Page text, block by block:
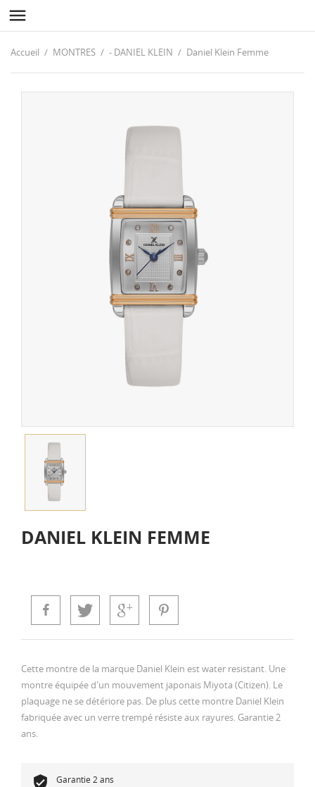

Accueil MONTRES - DANIEL KLEIN Daniel Klein Femme
DANIEL KLEIN FEMME
Cette montre de la marque Daniel Klein est water resistant. Une
montre équipée d'un mouvement japonais Miyota (Citizen). Le
plaquage ne se détériore pas. De plus cette montre Daniel Klein
fabriquée avec un verre trempé résiste aux rayures. Garantie 2
ans.
Garantie 2 ans